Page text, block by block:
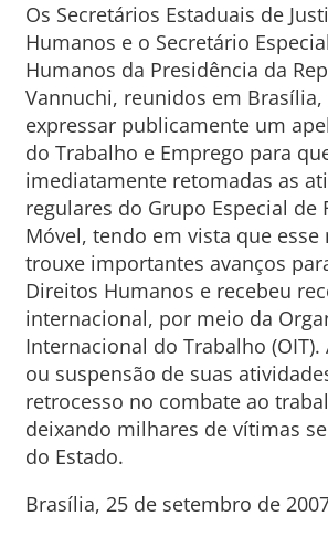
Os Secretários Estaduais de
Humanos e o Secretário
Humanos da Presidência da
Vannuchi, reunidos em
expressar publicamente um
do Trabalho e Emprego para
imediatamente retomadas as
regulares do Grupo Especial de
Móvel, tendo em vista que esse
trouxe importantes avanços
Direitos Humanos e recebeu
internacional, por meio da
Internacional do Trabalho (OIT).
ou suspensão de suas
retrocesso no combate ao
deixando milhares de vítimas
do Estado.
Brasília, 25 de setembro de